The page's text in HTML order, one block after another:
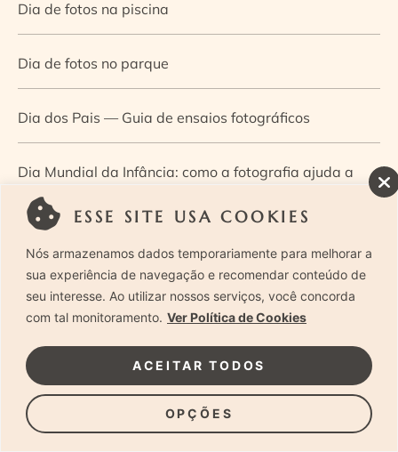
ESSE SITE USA COOKIES
Nós armazenamos dados temporariamente para melhorar a
sua experiência de navegação e recomendar conteúdo de
seu interesse. Ao utilizar nossos serviços, você concorda
com tal monitoramento. Ver Política de Cookies
OPÇÕES
ACEITAR TODOS
Dia de fotos na piscina
Dia de fotos no parque
Dia dos Pais — Guia de ensaios fotográficos
Dia Mundial da Infância: como a fotografia ajuda a
construir a memória e a identidade da criança
Diário de uma grávida e sua pequena
Dica de especialista: como otimizar o fluxo de trabalho
no ensaio newborn?
Dica de especialista: qual o melhor guia de poses para
fotografia newborn?